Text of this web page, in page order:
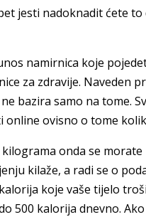
jesti nadoknadit ćete to
namirnica koje
za zdravije. Naveden
bazira samo na tome.
ovisno o tome
onda se
kilaže, a radi se o
koje vaše tijelo
500 kalorija dnevno.